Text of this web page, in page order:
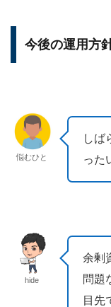
今後の運用方
悩むひと
しば
った
hide
余剰
問題
目先